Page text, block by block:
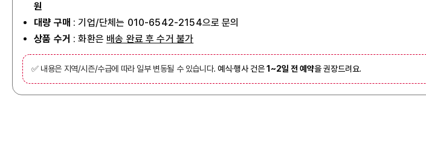
원
대량 구매 : 기업/단체는 010-6542-2154으로 문의
상품 수거 : 화환은 배송 완료 후 수거 불가
✅ 내용은 지역/시즌/수급에 따라 일부 변동될 수 있습니다.예식·행사 건은1~2일 전 예약을 권장드려요.